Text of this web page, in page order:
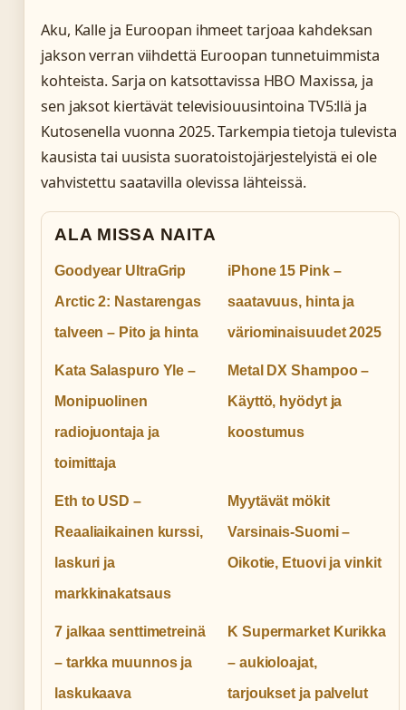
Aku, Kalle ja Euroopan ihmeet tarjoaa kahdeksan
jakson verran viihdettä Euroopan tunnetuimmista
kohteista. Sarja on katsottavissa HBO Maxissa, ja
sen jaksot kiertävät televisiouusintoina TV5:llä ja
Kutosenella vuonna 2025. Tarkempia tietoja tulevista
kausista tai uusista suoratoistojärjestelyistä ei ole
vahvistettu saatavilla olevissa lähteissä.
ALA MISSA NAITA
Goodyear UltraGrip
Arctic 2: Nastarengas
talveen – Pito ja hinta
iPhone 15 Pink –
saatavuus, hinta ja
väriominaisuudet 2025
Kata Salaspuro Yle –
Monipuolinen
radiojuontaja ja
toimittaja
Metal DX Shampoo –
Käyttö, hyödyt ja
koostumus
Eth to USD –
Reaaliaikainen kurssi,
laskuri ja
markkinakatsaus
Myytävät mökit
Varsinais-Suomi –
Oikotie, Etuovi ja vinkit
7 jalkaa senttimetreinä
– tarkka muunnos ja
laskukaava
K Supermarket Kurikka
– aukioloajat,
tarjoukset ja palvelut